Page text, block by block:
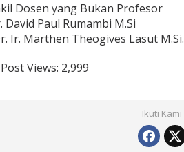
Dosen yang Bukan Profesor
David Paul Rumambi M.Si
Ir. Marthen Theogives Lasut M.Si.
Post Views: 2,999
Ikuti Kami